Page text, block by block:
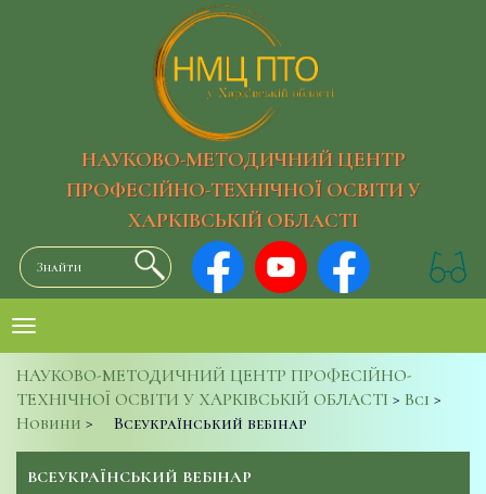
НАУКОВО-МЕТОДИЧНИЙ ЦЕНТР
ПРОФЕСІЙНО-ТЕХНІЧНОЇ ОСВІТИ У
ХАРКІВСЬКІЙ ОБЛАСТІ
НАУКОВО-МЕТОДИЧНИЙ ЦЕНТР ПРОФЕСІЙНО-
ТЕХНІЧНОЇ ОСВІТИ У ХАРКІВСЬКІЙ ОБЛАСТІ > Всі >
Новини > Всеукраїнський вебінар
ВСЕУКРАЇНСЬКИЙ ВЕБІНАР